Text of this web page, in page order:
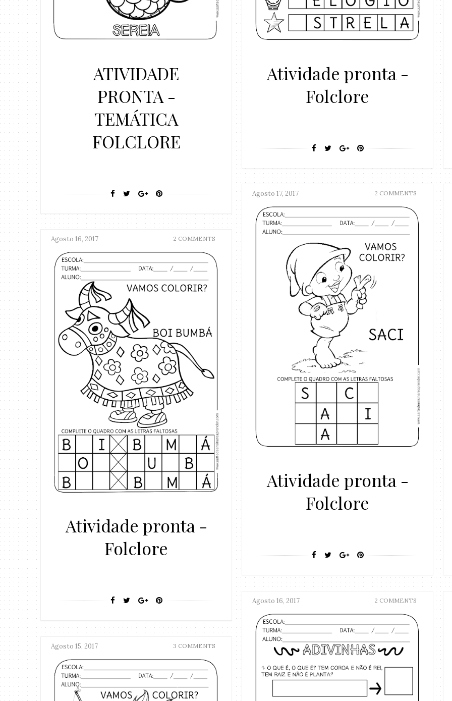
ATIVIDADE
PRONTA -
TEMÁTICA
FOLCLORE
Atividade pronta -
Folclore
Agosto 17, 2017 2 COMMENTS
Atividade pronta -
Folclore
Agosto 16, 2017 2 COMMENTS
Atividade pronta -
Folclore
Agosto 16, 2017 2 COMMENTS
Agosto 15, 2017 3 COMMENTS